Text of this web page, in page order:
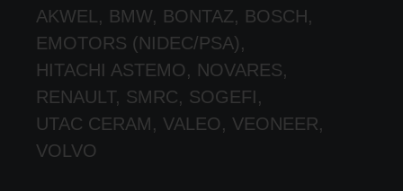
AKWEL, BMW, BONTAZ, BOSCH,
EMOTORS (NIDEC/PSA),
HITACHI ASTEMO, NOVARES,
RENAULT, SMRC, SOGEFI,
UTAC CERAM, VALEO, VEONEER,
VOLVO